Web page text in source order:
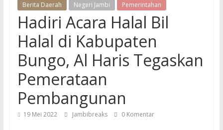
Berita Daerah Negeri Jambi Pemerintahan
Hadiri Acara Halal Bil
Halal di Kabupaten
Bungo, Al Haris Tegaskan
Pemerataan
Pembangunan
19 Mei 2022 Jambibreaks 0 Komentar